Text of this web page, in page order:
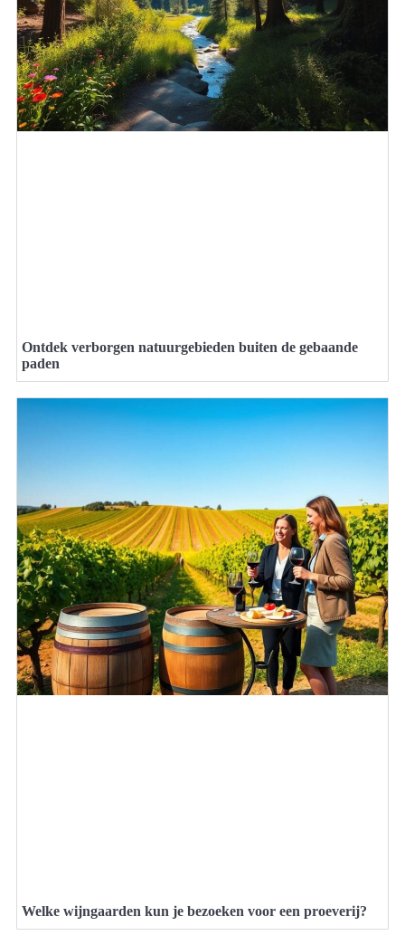
Ontdek verborgen natuurgebieden buiten de gebaande
paden
Welke wijngaarden kun je bezoeken voor een proeverij?